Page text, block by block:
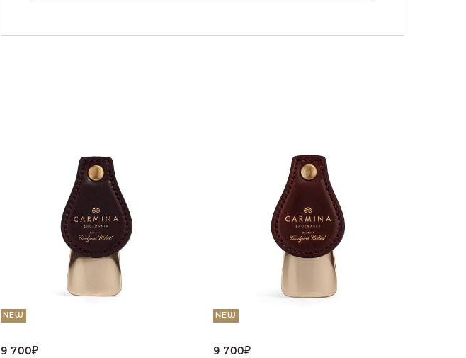
NEW
9 700₽
NEW
9 700₽